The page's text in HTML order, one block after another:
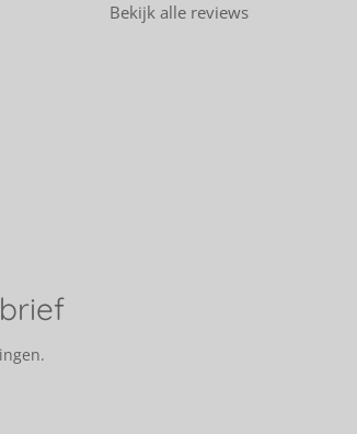
Bekijk alle reviews